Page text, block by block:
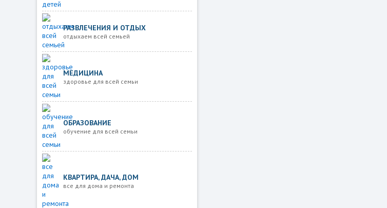
РАЗВЛЕЧЕНИЯ И ОТДЫХ
отдыхаем всей семьей
МЕДИЦИНА
здоровье для всей семьи
ОБРАЗОВАНИЕ
обучение для всей семьи
КВАРТИРА, ДАЧА, ДОМ
все для дома и ремонта